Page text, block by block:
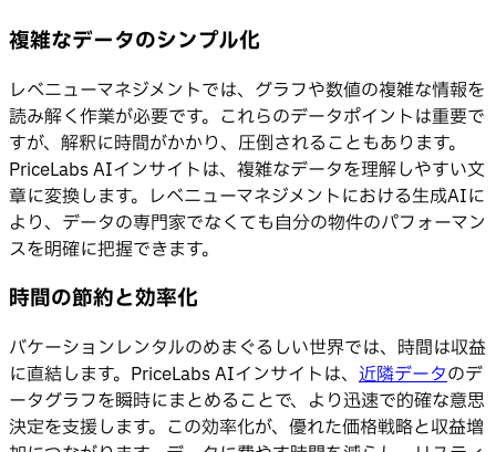
複雑なデータのシンプル化
レベニューマネジメントでは、グラフや数値の複雑な情報を
読み解く作業が必要です。これらのデータポイントは重要で
すが、解釈に時間がかかり、圧倒されることもあります。
PriceLabs AIインサイトは、複雑なデータを理解しやすい文
章に変換します。レベニューマネジメントにおける生成AIに
より、データの専門家でなくても自分の物件のパフォーマン
スを明確に把握できます。
時間の節約と効率化
バケーションレンタルのめまぐるしい世界では、時間は収益
に直結します。PriceLabs AIインサイトは、 近隣データのデ
ータグラフを瞬時にまとめることで、より迅速で的確な意思
決定を支援します。この効率化が、優れた価格戦略と収益増